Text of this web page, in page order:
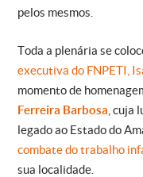
pelos mesmos.
Toda a plenária se
executiva do FNPETI,
momento de
Ferreira Barbosa , cuja
legado ao Estado do
combate do trabalho
sua localidade.